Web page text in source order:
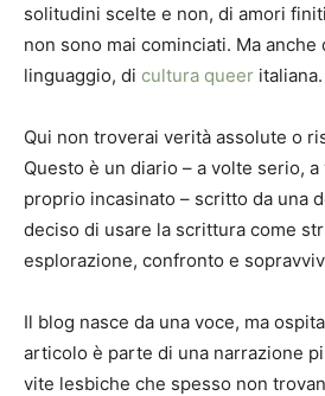
solitudini scelte e non, di amori
non sono mai cominciati. Ma anche
linguaggio, di cultura queer italiana.
Qui non troverai verità assolute o
Questo è un diario – a volte serio,
proprio incasinato – scritto da una
deciso di usare la scrittura come
esplorazione, confronto e
Il blog nasce da una voce, ma
articolo è parte di una narrazione
vite lesbiche che spesso non